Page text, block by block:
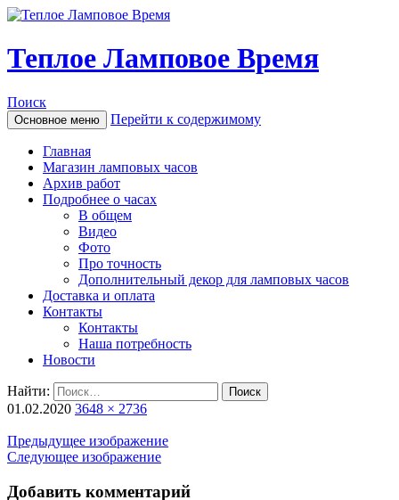
Теплое Ламповое Время
Поиск
Основное меню Перейти к содержимому
Главная
Магазин ламповых часов
Архив работ
Подробнее о часах
В общем
Видео
Фото
Про точность
Дополнительный декор для ламповых часов
Доставка и оплата
Контакты
Контакты
Наша потребность
Новости
Найти:
01.02.2020 3648 × 2736
Предыдущее изображение
Следующее изображение
Добавить комментарий